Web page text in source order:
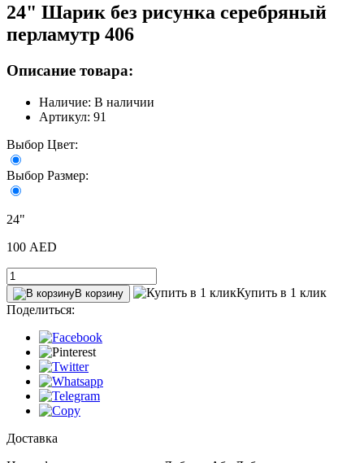
24" Шарик без рисунка серебряный
перламутр 406
Описание товара:
Наличие: В наличии
Артикул: 91
Выбор Цвет:
Выбор Размер:
24"
100 AED
В корзину
Купить в 1 клик
Поделиться:
Доставка